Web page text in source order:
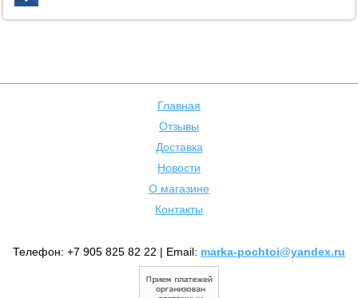
Главная
Отзывы
Доставка
Новости
О магазине
Контакты
Телефон: +7 905 825 82 22 | Email: marka-pochtoi@yandex.ru